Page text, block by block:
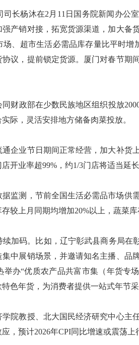
杨沐在2月11日国务院新闻办公室
产销对接，拓宽货源渠道，加大备
、超市生活必需品库存量比平时增
议，提前锁定货源。厦门对春节期
政部在少数民族地区组织投放
际，灵活安排地方储备肉菜投放。
业节日期间正常经营，加大补货
开业率超99%，约1/3门店将适当延长
测，节前全国生活必需品市场供
较上月同期均增加20%以上，蔬菜库
码。比如，辽宁彰武县商务局在
中展销场景，并邀请知名主播、品
办“优质农产品共富市集（年货专
色年货，为消费者提供一站式年节采
教授、北大国民经济研究中心主
，预计2026年CPI同比增速或震荡上